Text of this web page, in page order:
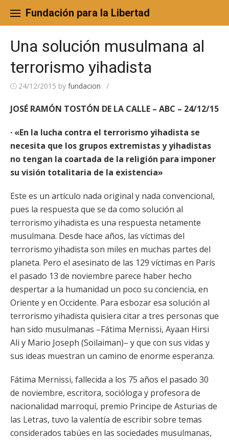
content
Fundación para la Libertad
Una solución musulmana al
terrorismo yihadista
24/12/2015 by fundacion /
JOSÉ RAMÓN TOSTÓN DE LA CALLE – ABC – 24/12/15
· «En la lucha contra el terrorismo yihadista se
necesita que los grupos extremistas y yihadistas
no tengan la coartada de la religión para imponer
su visión totalitaria de la existencia»
Este es un artículo nada original y nada convencional,
pues la respuesta que se da como solución al
terrorismo yihadista es una respuesta netamente
musulmana. Desde hace años, las víctimas del
terrorismo yihadista son miles en muchas partes del
planeta. Pero el asesinato de las 129 víctimas en París
el pasado 13 de noviembre parece haber hecho
despertar a la humanidad un poco su conciencia, en
Oriente y en Occidente. Para esbozar esa solución al
terrorismo yihadista quisiera citar a tres personas que
han sido musulmanas –Fátima Mernissi, Ayaan Hirsi
Ali y Mario Joseph (Soilaiman)– y que con sus vidas y
sus ideas muestran un camino de enorme esperanza.
Fátima Mernissi, fallecida a los 75 años el pasado 30
de noviembre, escritora, socióloga y profesora de
nacionalidad marroquí, premio Principe de Asturias de
las Letras, tuvo la valentía de escribir sobre temas
considerados tabúes en las sociedades musulmanas,